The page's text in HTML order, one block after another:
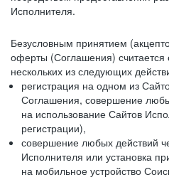
Исполнителя.
Безусловным принятием
оферты (Соглашения) считается
нескольких из следующих
регистрация на одном из
Соглашения, совершение
на использование Сайтов
регистрации),
совершение любых действий
Исполнителя или установка
на мобильное устройство